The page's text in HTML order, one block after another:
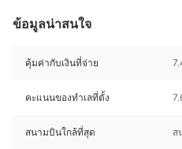
ข้อมูลน่าสนใจ
คุ้มค่ากับเงินที่จ่าย
คะแนนของทำเลที่ตั้ง
สนามบินใกล้ที่สุด ส